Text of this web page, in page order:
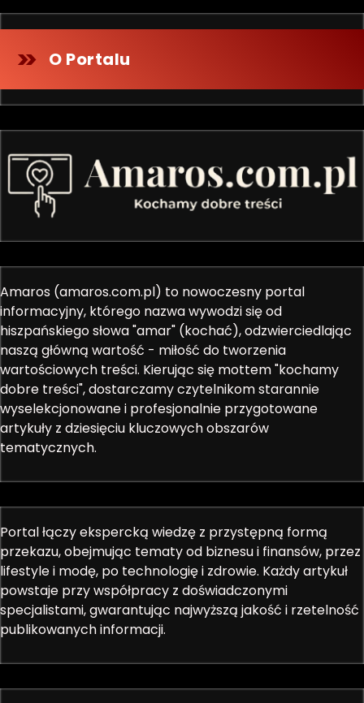
O Portalu
Amaros (amaros.com.pl) to nowoczesny portal
informacyjny, którego nazwa wywodzi się od
hiszpańskiego słowa "amar" (kochać), odzwierciedlając
naszą główną wartość - miłość do tworzenia
wartościowych treści. Kierując się mottem "kochamy
dobre treści", dostarczamy czytelnikom starannie
wyselekcjonowane i profesjonalnie przygotowane
artykuły z dziesięciu kluczowych obszarów
tematycznych.
Portal łączy ekspercką wiedzę z przystępną formą
przekazu, obejmując tematy od biznesu i finansów, przez
lifestyle i modę, po technologię i zdrowie. Każdy artykuł
powstaje przy współpracy z doświadczonymi
specjalistami, gwarantując najwyższą jakość i rzetelność
publikowanych informacji.